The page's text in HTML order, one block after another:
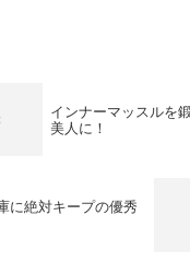
インナーマッスルを
美人に！
に絶対キープの優秀